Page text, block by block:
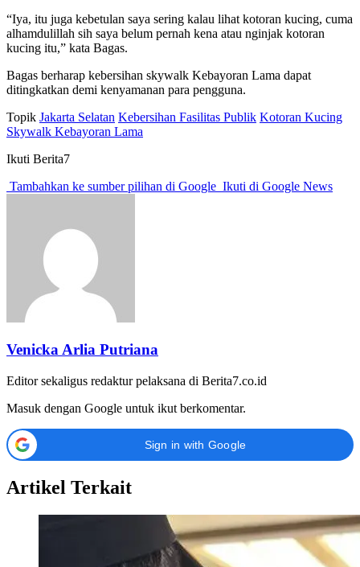
“Iya, itu juga kebetulan saya sering kalau lihat kotoran kucing, cuma
alhamdulillah sih saya belum pernah kena atau nginjak kotoran
kucing itu,” kata Bagas.
Bagas berharap kebersihan skywalk Kebayoran Lama dapat
ditingkatkan demi kenyamanan para pengguna.
Topik Jakarta Selatan Kebersihan Fasilitas Publik Kotoran Kucing
Skywalk Kebayoran Lama
Ikuti Berita7
Tambahkan ke sumber pilihan di Google Ikuti di Google News
Venicka Arlia Putriana
Editor sekaligus redaktur pelaksana di Berita7.co.id
Masuk dengan Google untuk ikut berkomentar.
Sign in with Google
Artikel Terkait